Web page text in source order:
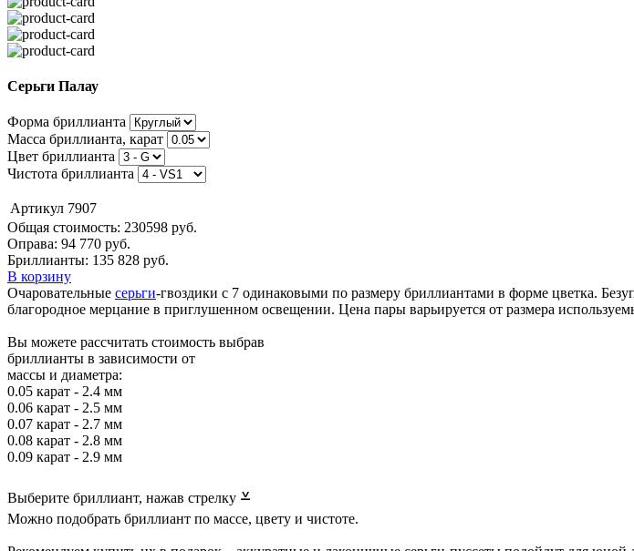
Серьги Палау
Форма бриллианта
Масса бриллианта, карат
Цвет бриллианта
Чистота бриллианта
Артикул 7907
Общая стоимость: 230598 руб.
Оправа: 94 770 руб.
Бриллианты: 135 828 руб.
В корзину
Очаровательные серьги-гвоздики с 7 одинаковыми по размеру бриллиантами в форме цветка.
благородное мерцание в приглушенном освещении. Цена пары варьируется от размера
Вы можете рассчитать стоимость выбрав
бриллианты в зависимости от
массы и диаметра:
0.05 карат - 2.4 мм
0.06 карат - 2.5 мм
0.07 карат - 2.7 мм
0.08 карат - 2.8 мм
0.09 карат - 2.9 мм
Выберите бриллиант, нажав стрелку ⩡
Можно подобрать бриллиант по массе, цвету и чистоте.